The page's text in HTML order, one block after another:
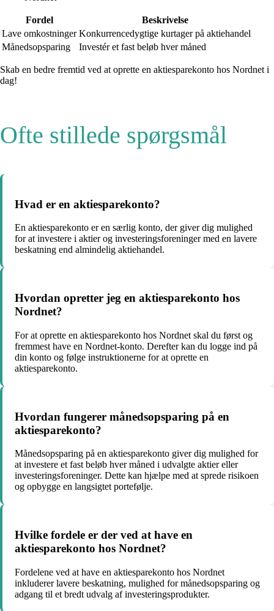
Fordel
Beskrivelse
Lave omkostninger Konkurrencedygtige kurtager på aktiehandel
Månedsopsparing
Investér et fast beløb hver måned
Skab en bedre fremtid ved at oprette en aktiesparekonto hos Nordnet i
dag!
Ofte stillede spørgsmål
Hvad er en aktiesparekonto?
En aktiesparekonto er en særlig konto, der giver dig mulighed
for at investere i aktier og investeringsforeninger med en lavere
beskatning end almindelig aktiehandel.
Hvordan opretter jeg en aktiesparekonto hos
Nordnet?
For at oprette en aktiesparekonto hos Nordnet skal du først og
fremmest have en Nordnet-konto. Derefter kan du logge ind på
din konto og følge instruktionerne for at oprette en
aktiesparekonto.
Hvordan fungerer månedsopsparing på en
aktiesparekonto?
Månedsopsparing på en aktiesparekonto giver dig mulighed for
at investere et fast beløb hver måned i udvalgte aktier eller
investeringsforeninger. Dette kan hjælpe med at sprede risikoen
og opbygge en langsigtet portefølje.
Hvilke fordele er der ved at have en
aktiesparekonto hos Nordnet?
Fordelene ved at have en aktiesparekonto hos Nordnet
inkluderer lavere beskatning, mulighed for månedsopsparing og
adgang til et bredt udvalg af investeringsprodukter.